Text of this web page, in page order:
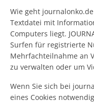
Wie geht
Textdatei mit
Computers liegt.
Surfen für registrierte
Mehrfachteilnahme an
zu verwalten oder um
Wenn Sie sich bei
eines Cookies